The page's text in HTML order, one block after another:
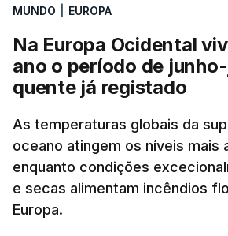
tinha chegado o resultado de
exames, mas ainda não tinham
Alguns encarregados de
até à escola para ver o resultado
tinha sido divulgado. Alguns pais
incorreções e aguardam a
plataforma Inovar.
MUNDO EUROPA
Na Europa Ocidental
ano o período de
quente já registado
As temperaturas globais da
oceano atingem os níveis mais
enquanto condições
e secas alimentam incêndios
Europa.